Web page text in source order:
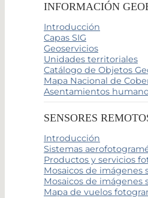
INFORMACIÓN
Introducción
Capas SIG
Geoservicios
Unidades territoriales
Catálogo de Objetos
Mapa Nacional de
Asentamientos
SENSORES
Introducción
Sistemas
Productos y servicios
Mosaicos de imágenes
Mosaicos de imágenes
Mapa de vuelos